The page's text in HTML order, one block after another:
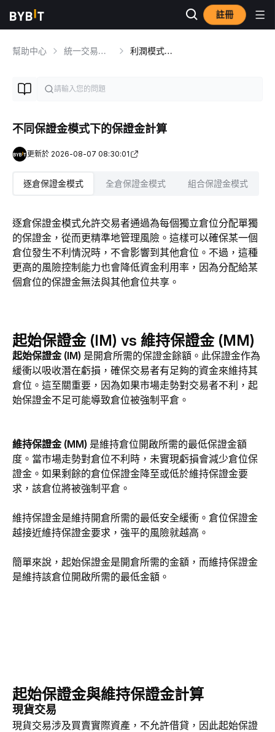
註冊
幫助中心 統一交易賬戶 利潤模式和計算
不同保證金模式下的保證金計算
更新於 2026-08-07 08:30:01
逐倉保證金模式 全倉保證金模式 組合保證金模式
逐倉保證金模式允許交易者通過為每個獨立倉位分配單獨
的保證金，從而更精準地管理風險。這樣可以確保某一個
倉位發生不利情況時，不會影響到其他倉位。不過，這種
更高的風險控制能力也會降低資金利用率，因為分配給某
個倉位的保證金無法與其他倉位共享。
起始保證金 (IM) vs 維持保證金 (MM)
起始保證金 (IM) 是開倉所需的保證金餘額。此保證金作為
緩衝以吸收潛在虧損，確保交易者有足夠的資金來維持其
倉位。這至關重要，因為如果市場走勢對交易者不利，起
始保證金不足可能導致倉位被強制平倉。
維持保證金 (MM) 是維持倉位開啟所需的最低保證金額
度。當市場走勢對倉位不利時，未實現虧損會減少倉位保
證金。如果剩餘的倉位保證金降至或低於維持保證金要
求，該倉位將被強制平倉。
維持保證金是維持開倉所需的最低安全緩衝。倉位保證金
越接近維持保證金要求，強平的風險就越高。
簡單來說，起始保證金是開倉所需的金額，而維持保證金
是維持該倉位開啟所需的最低金額。
起始保證金與維持保證金計算
現貨交易
現貨交易涉及買賣實際資產，不允許借貸，因此起始保證